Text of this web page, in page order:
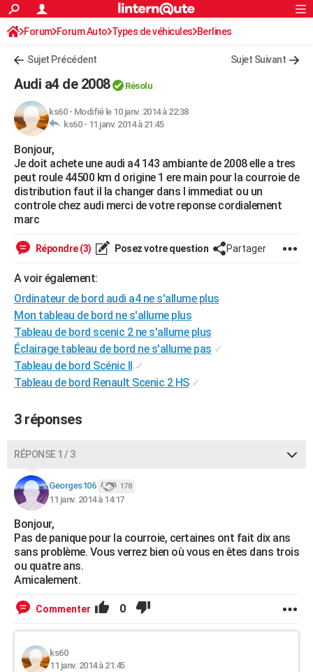
ACTUALITÉS
Politique
Société
Faits Divers
Education
Monde
Villes
+
FINANCE
Retraite
Impôts
Epargne
Immobilier
Risques naturels par ville
Banque
Assurance
Crédit
AUTO
Essais
Réserver un essai
Citadines
Berlines
SUV
Forum auto
+HIGH-TECH
Mobiles
Meilleur smartphone
Internet
Ordinateurs
Jeux vidéo
Guide high-tech
+BRICOLAGE
Forum
Aménagement intérieur
Extérieur
Cuisine
Salle de bains
Jardinage
Rangement
WEEK-END
Guides de France
Escapades
Patrimoine
Expositions
Musées
Week-end nature
LIFESTYLE
SANTE
Alimentation
Guide de la santé
Maladies
Médicaments
Sommeil
VOYAGE
Destinations
City break
Voyage nature
Voyage de noces
Forum
Climat
+PHOTO
GUIDES D'ACHAT
BONS PLANS
CARTE DE VOEUX
COPAINS D'AVANT
S'inscrire
Se connecter
Lycées
Collèges
Primaires
Universités
Entreprises
Service militaire
Avis de recherche
AVIS DE DÉCÈS
FORUM
Bricolage
Lifestyle
Culture
Sport
Auto
Television
Voyage
Cinema
S'inscrire
Connexion
Forum Forum Auto Types de véhicules Berlines
Sujet Précédent Sujet Suivant
Audi a4 de 2008 Résolu
ks60- Modifié le 10 janv. 2014 à 22:38
ks60 - 11 janv. 2014 à 21:45
Bonjour,
Je doit achete une audi a4 143 ambiante de 2008 elle a tres
peut roule 44500 km d origine 1 ere main pour la courroie de
distribution faut il la changer dans l immediat ou un
controle chez audi merci de votre reponse cordialement
marc
Répondre (3) Posez votre question Partager
A voir également:
Ordinateur de bord audi a4 ne s'allume plus
Mon tableau de bord ne s'allume plus
Tableau de bord scenic 2 ne s'allume plus
Éclairage tableau de bord ne s'allume pas ✓
Tableau de bord Scénic II ✓
Tableau de bord Renault Scenic 2 HS ✓
3 réponses
RÉPONSE 1 / 3
Georges106 178
11 janv. 2014 à 14:17
Bonjour,
Pas de panique pour la courroie, certaines ont fait dix ans
sans problème. Vous verrez bien où vous en êtes dans trois
ou quatre ans.
Amicalement.
Commenter 0
ks60
11 janv. 2014 à 21:45